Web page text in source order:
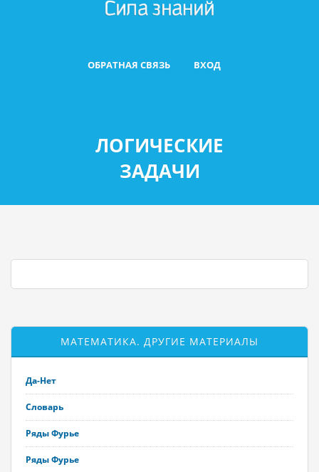
ОБРАТНАЯ СВЯЗЬ ВХОД
ЛОГИЧЕСКИЕ
ЗАДАЧИ
МАТЕМАТИКА. ДРУГИЕ МАТЕРИАЛЫ
Да-Нет
Словарь
Ряды Фурье
Ряды Фурье